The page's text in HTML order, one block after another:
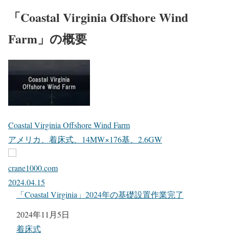
「Coastal Virginia Offshore Wind
Farm」の概要
Coastal Virginia Offshore Wind Farm
アメリカ、着床式、14MW×176基、2.6GW
crane1000.com
2024.04.15
「Coastal Virginia」2024年の基礎設置作業完了
日付
2024年11月5日
関連理由
着床式